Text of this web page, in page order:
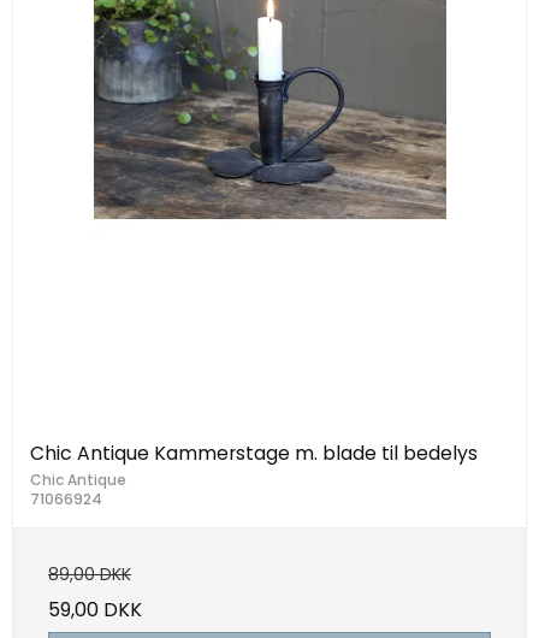
Chic Antique Kammerstage m. blade til bedelys
Chic Antique
71066924
89,00 DKK
59,00 DKK